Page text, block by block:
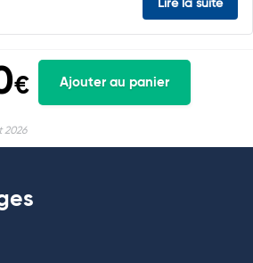
Lire la suite
€ Ajouter au panier
2026